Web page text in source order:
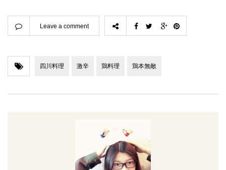
Leave a comment
四川料理 激辛 鶏料理 鶏本無敵